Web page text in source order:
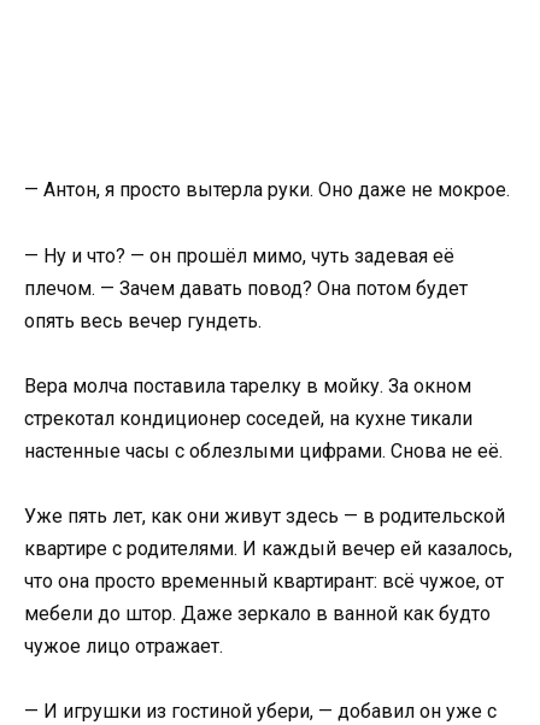
— Антон, я просто вытерла руки. Оно даже не мокрое.
— Ну и что? — он прошёл мимо, чуть задевая её
плечом. — Зачем давать повод? Она потом будет
опять весь вечер гундеть.
Вера молча поставила тарелку в мойку. За окном
стрекотал кондиционер соседей, на кухне тикали
настенные часы с облезлыми цифрами. Снова не её.
Уже пять лет, как они живут здесь — в родительской
квартире с родителями. И каждый вечер ей казалось,
что она просто временный квартирант: всё чужое, от
мебели до штор. Даже зеркало в ванной как будто
чужое лицо отражает.
— И игрушки из гостиной убери, — добавил он уже с